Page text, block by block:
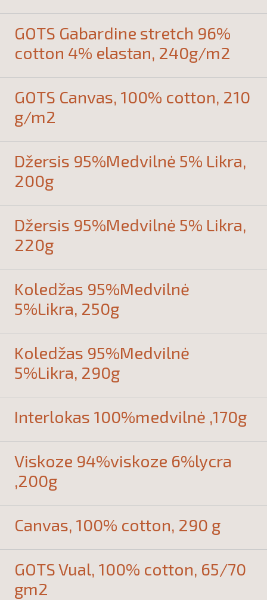
GOTS Gabardine stretch 96%
cotton 4% elastan, 240g/m2
GOTS Canvas, 100% cotton, 210
g/m2
Džersis 95%Medvilnė 5% Likra,
200g
Džersis 95%Medvilnė 5% Likra,
220g
Koledžas 95%Medvilnė
5%Likra, 250g
Koledžas 95%Medvilnė
5%Likra, 290g
Interlokas 100%medvilnė ,170g
Viskoze 94%viskoze 6%lycra
,200g
Canvas, 100% cotton, 290 g
GOTS Vual, 100% cotton, 65/70
gm2